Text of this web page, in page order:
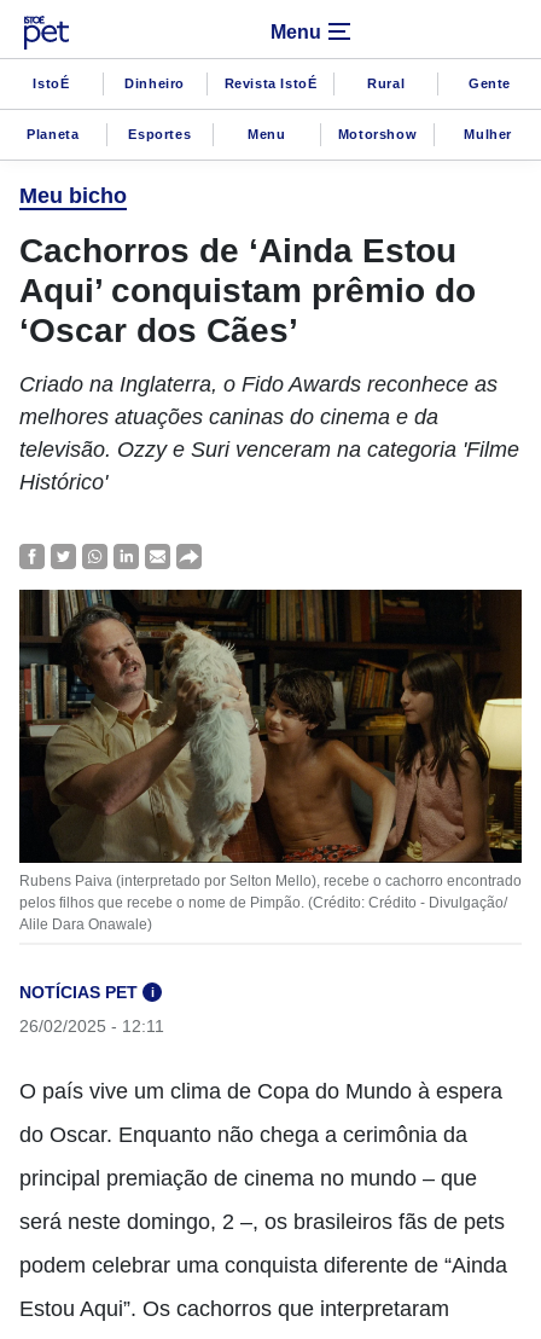
Menu
IstoÉ Dinheiro Revista IstoÉ Rural Gente
Planeta Esportes Menu Motorshow Mulher
Meu bicho
Cachorros de ‘Ainda Estou
Aqui’ conquistam prêmio do
‘Oscar dos Cães’
Criado na Inglaterra, o Fido Awards reconhece as
melhores atuações caninas do cinema e da
televisão. Ozzy e Suri venceram na categoria 'Filme
Histórico'
Rubens Paiva (interpretado por Selton Mello), recebe o cachorro encontrado
pelos filhos que recebe o nome de Pimpão. (Crédito: Crédito - Divulgação/
Alile Dara Onawale)
NOTÍCIAS PET i
26/02/2025 - 12:11
O país vive um clima de Copa do Mundo à espera
do Oscar. Enquanto não chega a cerimônia da
principal premiação de cinema no mundo – que
será neste domingo, 2 –, os brasileiros fãs de pets
podem celebrar uma conquista diferente de “Ainda
Estou Aqui”. Os cachorros que interpretaram